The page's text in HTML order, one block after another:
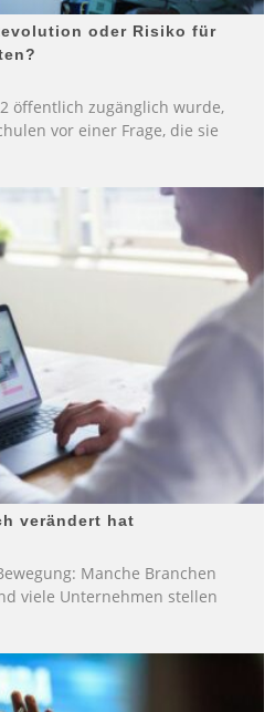
oder Risiko für
öffentlich zugänglich wurde,
vor einer Frage, die sie
verändert hat
Manche Branchen
viele Unternehmen stellen